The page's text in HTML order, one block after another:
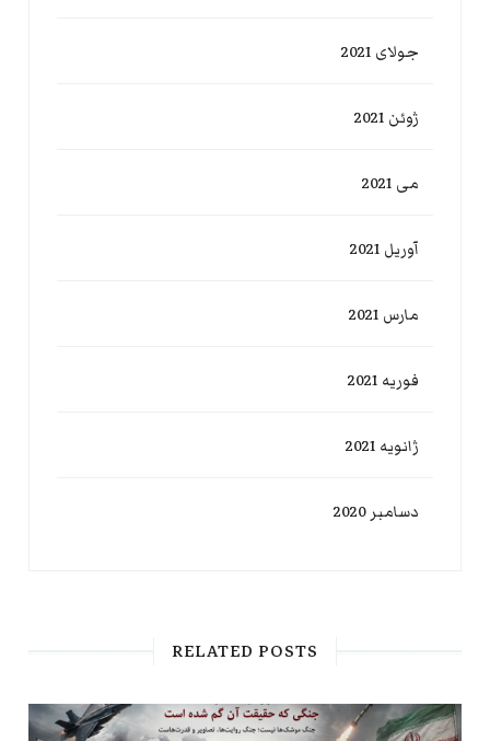
جولای 2021
ژوئن 2021
می 2021
آوریل 2021
مارس 2021
فوریه 2021
ژانویه 2021
دسامبر 2020
RELATED POSTS